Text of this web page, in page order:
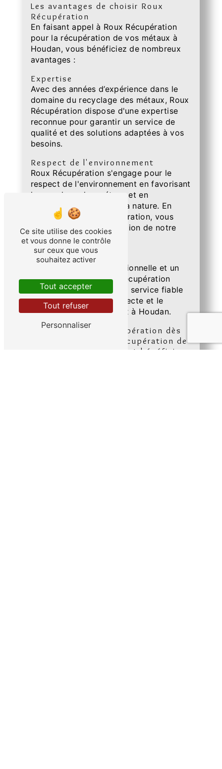
Les avantages de choisir Roux
Récupération
En faisant appel à Roux Récupération
pour la récupération de vos métaux à
Houdan, vous bénéficiez de nombreux
avantages :
Expertise
Avec des années d’expérience dans le
domaine du recyclage des métaux, Roux
Récupération dispose d'une expertise
reconnue pour garantir un service de
qualité et des solutions adaptées à vos
besoins.
Respect de l'environnement
Roux Récupération s'engage pour le
respect de l'environnement en favorisant
le recyclage des métaux et en
minimisant l'impact sur la nature. En
choisissant Roux Récupération, vous
contribuez à la préservation de notre
planète.
Fiabilité
Avec une équipe professionnelle et un
matériel adapté, Roux Récupération
s'engage à vous offrir un service fiable
et de qualité pour la collecte et le
recyclage de vos métaux à Houdan.
Contactez Roux Récupération dès
maintenant pour la récupération de
vos métaux à Houdan et bénéficiez
Ce site utilise des cookies
et vous donne le contrôle
sur ceux que vous
souhaitez activer
Tout accepter
Tout refuser
Personnaliser